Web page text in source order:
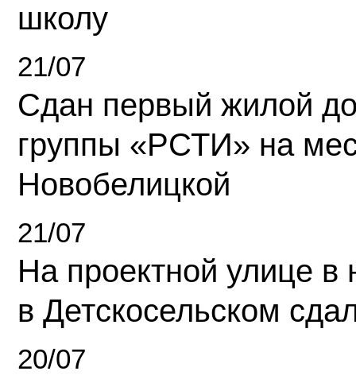
школу
21/07
Сдан первый жилой
группы «РСТИ» на
Новобелицкой
21/07
На проектной улице
в Детскосельском
20/07